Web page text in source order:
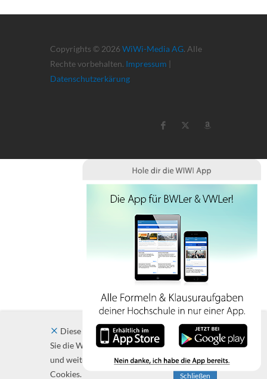
Copyrights © 2026 WiWi-Media AG. Alle
Rechte vorbehalten. Impressum |
Datenschutzerkärung
Diese Website verwendet Cookies. Indem
Sie die Website und ihre Angebote nutzen
und weiter navigieren, akzeptieren Sie diese
Cookies.
Schließen